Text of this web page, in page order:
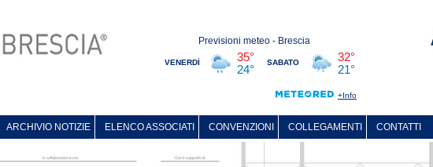
ARCHIVIO NOTIZIE ELENCO ASSOCIATI CONVENZIONI COLLEGAMENTI CONTATTI